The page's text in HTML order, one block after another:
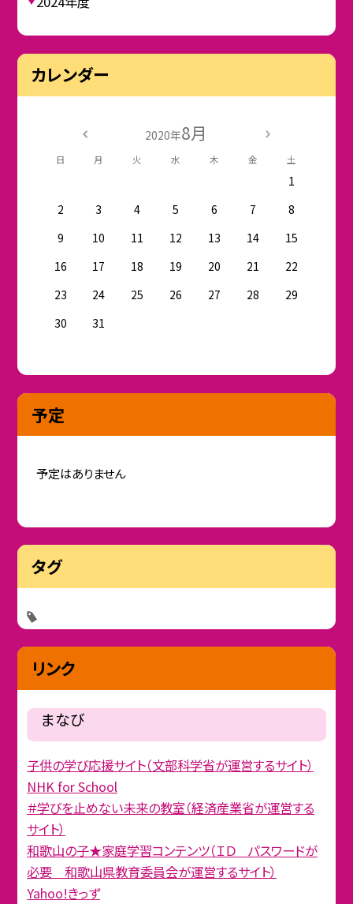
カレンダー
2020年8月
日 月 火 水 木 金 土
1
2
3 4 5 6 7
8
9
10 11 12 13 14
15
16
17 18 19 20 21
22
23
24 25 26 27 28
29
30
31
予定
予定はありません
タグ
リンク
まなび
子供の学び応援サイト（文部科学省が運営するサイト）
NHK for School
＃学びを止めない未来の教室（経済産業省が運営する
サイト）
和歌山の子★家庭学習コンテンツ（ＩＤ パスワードが
必要 和歌山県教育委員会が運営するサイト）
Yahoo!きっず